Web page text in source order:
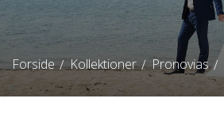
Forside Kollektioner Pronovias